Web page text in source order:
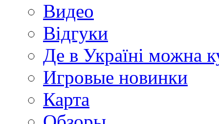
Видео
Відгуки
Де в Україні можна
Игровые новинки
Карта